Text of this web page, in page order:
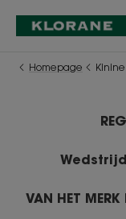
Homepage
VAN HET